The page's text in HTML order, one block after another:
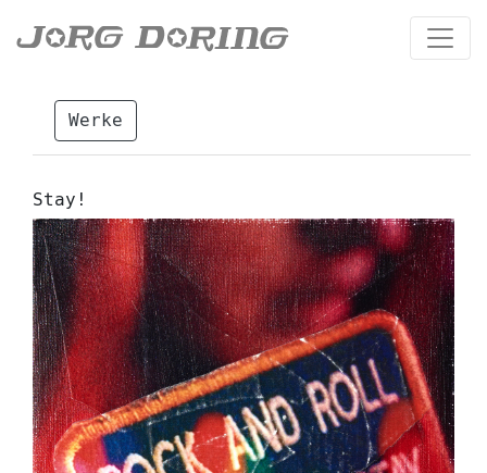
Werke
Stay!